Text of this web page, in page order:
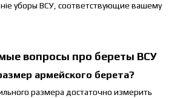
уборы ВСУ, соответствующие вашему
вопросы про береты ВСУ
армейского берета?
размера достаточно измерить